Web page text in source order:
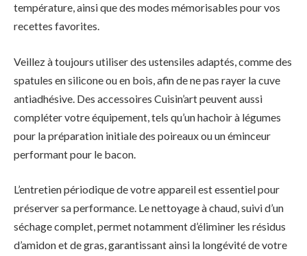
température, ainsi que des modes mémorisables pour vos
recettes favorites.
Veillez à toujours utiliser des ustensiles adaptés, comme des
spatules en silicone ou en bois, afin de ne pas rayer la cuve
antiadhésive. Des accessoires Cuisin’art peuvent aussi
compléter votre équipement, tels qu’un hachoir à légumes
pour la préparation initiale des poireaux ou un éminceur
performant pour le bacon.
L’entretien périodique de votre appareil est essentiel pour
préserver sa performance. Le nettoyage à chaud, suivi d’un
séchage complet, permet notamment d’éliminer les résidus
d’amidon et de gras, garantissant ainsi la longévité de votre